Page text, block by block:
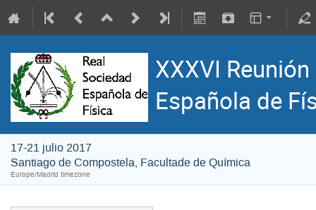
XXXVI
Española de
17-21 julio 2017
Santiago de Compostela, Facultade de Química
Europe/Madrid timezone